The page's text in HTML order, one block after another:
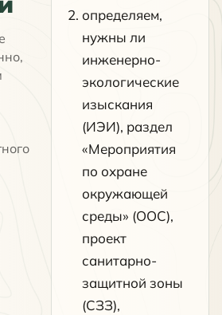
определяем,
нужны ли
инженерно-
экологические
изыскания
(ИЭИ), раздел
«Мероприятия
по охране
окружающей
среды» (ООС),
проект
санитарно-
защитной зоны
(СЗЗ),